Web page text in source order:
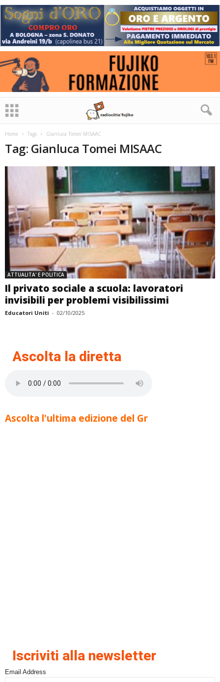
Home Tags Gianluca Tomei MISAAC
Tag: Gianluca Tomei MISAAC
ATTUALITA' E POLITICA
Il privato sociale a scuola: lavoratori
invisibili per problemi visibilissimi
Educatori Uniti - 02/10/2025
Ascolta la diretta
Ascolta l'ultima edizione del Gr
Iscriviti alla newsletter
Email Address